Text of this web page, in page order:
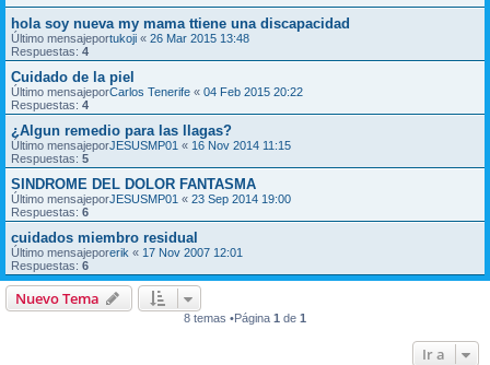
hola soy nueva my mama ttiene una discapacidad
Último mensajeportukoji « 26 Mar 2015 13:48
Respuestas: 4
Cuidado de la piel
Último mensajeporCarlos Tenerife « 04 Feb 2015 20:22
Respuestas: 4
¿Algun remedio para las llagas?
Último mensajeporJESUSMP01 « 16 Nov 2014 11:15
Respuestas: 5
SINDROME DEL DOLOR FANTASMA
Último mensajeporJESUSMP01 « 23 Sep 2014 19:00
Respuestas: 6
cuidados miembro residual
Último mensajeporerik « 17 Nov 2007 12:01
Respuestas: 6
Nuevo Tema
8 temas •Página 1 de 1
Ir a